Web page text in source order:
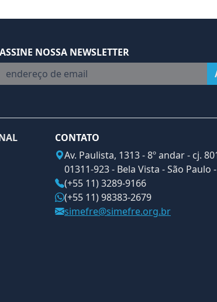
ASSINE NOSSA NEWSLETTER
endereço de email
CONTATO
Av. Paulista, 1313 - 8º andar - cj.
01311-923 - Bela Vista - São Paulo -
(+55 11) 3289-9166
(+55 11) 98383-2679
simefre@simefre.org.br